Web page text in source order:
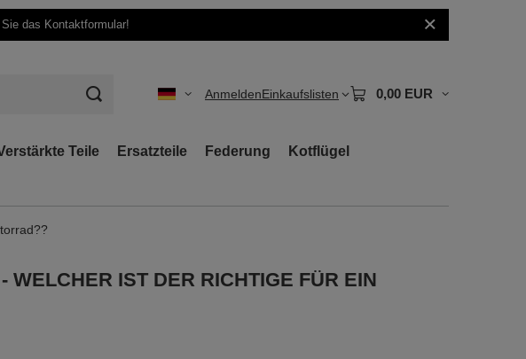
das Kontaktformular!
AnmeldenEinkaufslisten 0,00 EUR
Teile Ersatzteile Federung
Kotflügel
WELCHER IST DER RICHTIGE FÜR EIN